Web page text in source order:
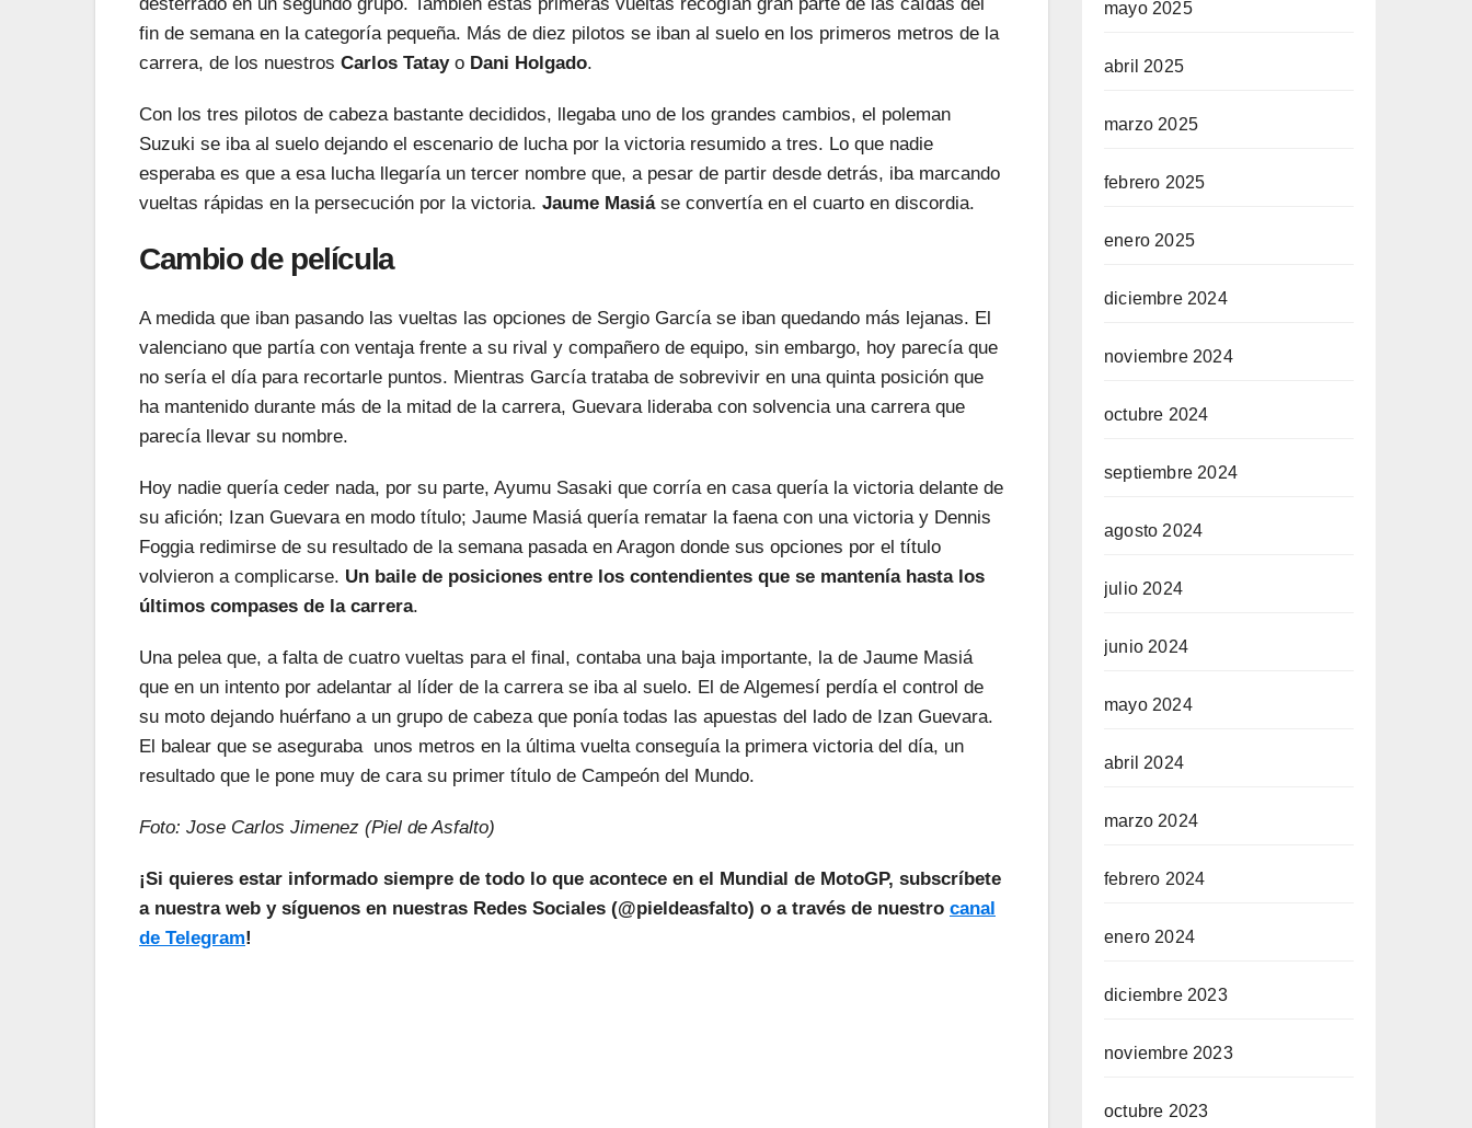
fin de semana en la categoría pequeña. Más de diez pilotos se iban al suelo en los primeros metros de la
carrera, de los nuestros Carlos Tatayo Dani Holgado.
Con los tres pilotos de cabeza bastante decididos, llegaba uno de los grandes cambios, el poleman
Suzuki se iba al suelo dejando el escenario de lucha por la victoria resumido a tres. Lo que nadie
esperaba es que a esa lucha llegaría un tercer nombre que, a pesar de partir desde detrás, iba marcando
vueltas rápidas en la persecución por la victoria. Jaume Masiáse convertía en el cuarto en discordia.
Cambio de película
A medida que iban pasando las vueltas las opciones de Sergio García se iban quedando más lejanas. El
valenciano que partía con ventaja frente a su rival y compañero de equipo, sin embargo, hoy parecía que
no sería el día para recortarle puntos. Mientras García trataba de sobrevivir en una quinta posición que
ha mantenido durante más de la mitad de la carrera, Guevara lideraba con solvencia una carrera que
parecía llevar su nombre.
Hoy nadie quería ceder nada, por su parte, Ayumu Sasaki que corría en casa quería la victoria delante de
su afición; Izan Guevara en modo título; Jaume Masiá quería rematar la faena con una victoria y Dennis
Foggia redimirse de su resultado de la semana pasada en Aragon donde sus opciones por el título
volvieron a complicarse. Un baile de posiciones entre los contendientes que se mantenía hasta los
últimos compases de la carrera.
Una pelea que, a falta de cuatro vueltas para el final, contaba una baja importante, la de Jaume Masiá
que en un intento por adelantar al líder de la carrera se iba al suelo. El de Algemesí perdía el control de
su moto dejando huérfano a un grupo de cabeza que ponía todas las apuestas del lado de Izan Guevara.
El balear que se aseguraba unos metros en la última vuelta conseguía la primera victoria del día, un
resultado que le pone muy de cara su primer título de Campeón del Mundo.
Foto: Jose Carlos Jimenez (Piel de Asfalto)
¡Si quieres estar informado siempre de todo lo que acontece en el Mundial de MotoGP, subscríbete
a nuestra web y síguenos en nuestras Redes Sociales (@pieldeasfalto) o a través de nuestro canal
de Telegram!
mayo 2025
abril 2025
marzo 2025
febrero 2025
enero 2025
diciembre 2024
noviembre 2024
octubre 2024
septiembre 2024
agosto 2024
julio 2024
junio 2024
mayo 2024
abril 2024
marzo 2024
febrero 2024
enero 2024
diciembre 2023
noviembre 2023
octubre 2023